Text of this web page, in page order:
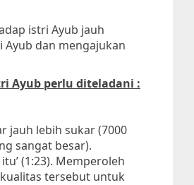
istri Ayub jauh
dan mengajukan
Ayub perlu diteladani :
jauh lebih sukar (7000
sangat besar).
(1:23). Memperoleh
tersebut untuk